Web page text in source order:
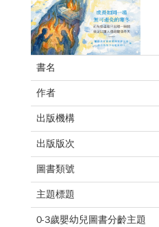
書名
作者
出版機構
出版版次
圖書類號
主題標題
0-3歲嬰幼兒圖書分齡主題